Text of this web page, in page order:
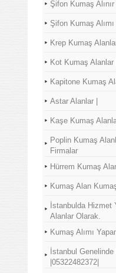
Şifon Kumaş
Şifon Kumaş
Krep Kumaş
Kot Kumaş Alanlar
Kapitone Kumaş
Astar Alanlar |
Kaşe Kumaş
Poplin Kumaş
Firmalar
Hürrem Kumaş
Kumaş Alan
İstanbulda Hizmet
Alanlar Olarak.
Kumaş Alımı
İstanbul
|05322482372|